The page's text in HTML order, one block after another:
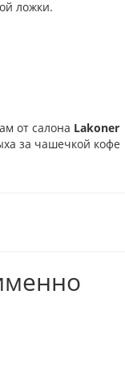
ложки.
от салона Lakoner
за чашечкой кофе